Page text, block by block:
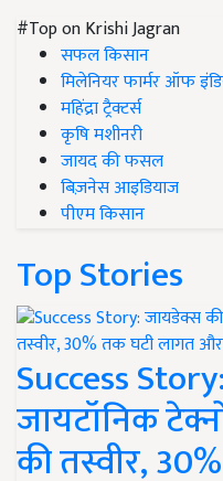
#Top on Krishi Jagran
सफल किसान
मिलेनियर फार्मर ऑफ
महिंद्रा ट्रैक्टर्स
कृषि मशीनरी
जायद की फसल
बिज़नेस आइडियाज
पीएम किसान
Top Stories
Success
जायटॉनिक
की तस्वीर,